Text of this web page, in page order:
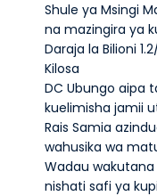
Shule ya Msingi
na mazingira ya
Daraja la Bilioni
Kilosa
DC Ubungo aipa
kuelimisha jamii
Rais Samia
wahusika wa
Wadau
nishati safi ya